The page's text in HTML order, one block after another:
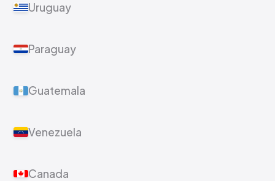
Uruguay
Paraguay
Guatemala
Venezuela
Canada